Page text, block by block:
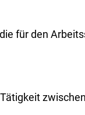
für den